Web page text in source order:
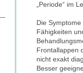
„Periode“ im
Die
Fähigkeiten
Frontallappen
nicht exakt
Besser